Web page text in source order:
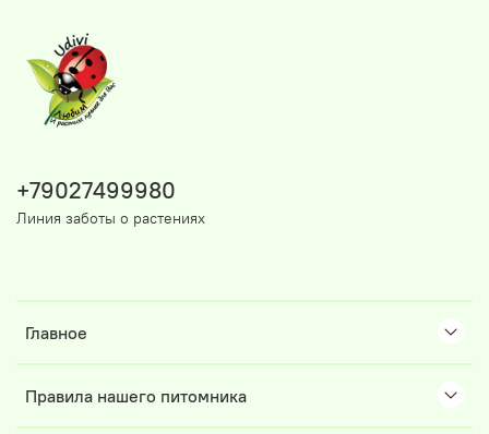
Главное
Правила нашего питомника
+79027499980
Линия заботы о растениях